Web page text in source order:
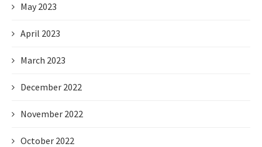
May 2023
April 2023
March 2023
December 2022
November 2022
October 2022